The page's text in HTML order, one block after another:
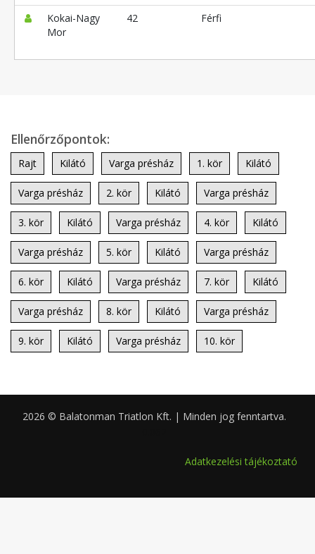
Kokai-Nagy
Mor
42 Férfi
Ellenőrzőpontok:
Rajt Kilátó Varga présház 1. kör Kilátó
Varga présház 2. kör Kilátó Varga présház
3. kör Kilátó Varga présház 4. kör Kilátó
Varga présház 5. kör Kilátó Varga présház
6. kör Kilátó Varga présház 7. kör Kilátó
Varga présház 8. kör Kilátó Varga présház
9. kör Kilátó Varga présház 10. kör
2026 © Balatonman Triatlon Kft. | Minden jog fenntartva.
Adatkezelési tájékoztató